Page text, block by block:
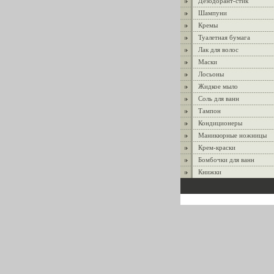
Шампуни
Кремы
Туалетная бумага
Лак для волос
Маски
Лосьоны
Жидкое мыло
Соль для ванн
Тампон
Кондиционеры
Маникюрные ножницы
Крем-краски
Бомбочки для ванн
Книжки